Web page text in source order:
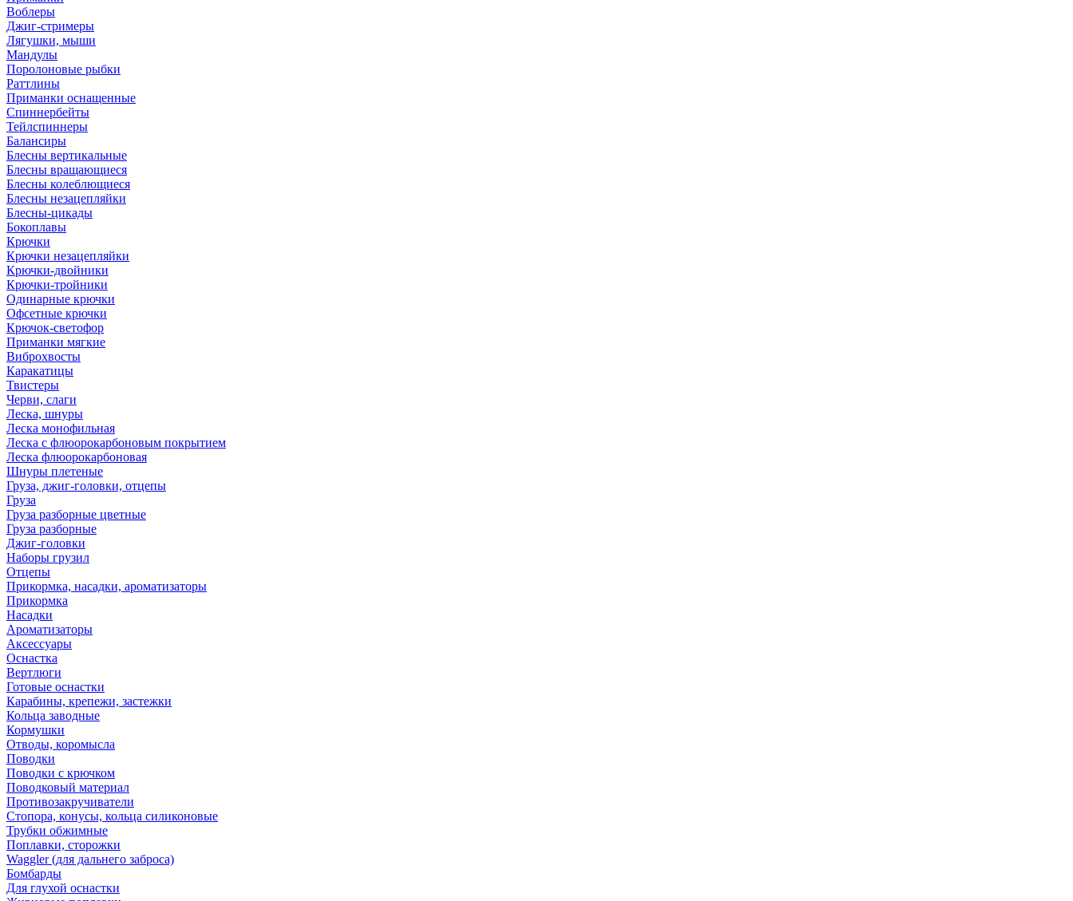
Воблеры
Джиг-стримеры
Лягушки, мыши
Мандулы
Поролоновые рыбки
Раттлины
Приманки оснащенные
Спиннербейты
Тейлспиннеры
Балансиры
Блесны вертикальные
Блесны вращающиеся
Блесны колеблющиеся
Блесны незацепляйки
Блесны-цикады
Бокоплавы
Крючки
Крючки незацепляйки
Крючки-двойники
Крючки-тройники
Одинарные крючки
Офсетные крючки
Крючок-светофор
Приманки мягкие
Виброхвосты
Каракатицы
Твистеры
Черви, слаги
Леска, шнуры
Леска монофильная
Леска с флюорокарбоновым покрытием
Леска флюорокарбоновая
Шнуры плетеные
Груза, джиг-головки, отцепы
Груза
Груза разборные цветные
Груза разборные
Джиг-головки
Наборы грузил
Отцепы
Прикормка, насадки, ароматизаторы
Прикормка
Насадки
Ароматизаторы
Аксессуары
Оснастка
Вертлюги
Готовые оснастки
Карабины, крепежи, застежки
Кольца заводные
Кормушки
Отводы, коромысла
Поводки
Поводки с крючком
Поводковый материал
Противозакручиватели
Стопора, конусы, кольца силиконовые
Трубки обжимные
Поплавки, сторожки
Waggler (для дальнего заброса)
Бомбарды
Для глухой оснастки